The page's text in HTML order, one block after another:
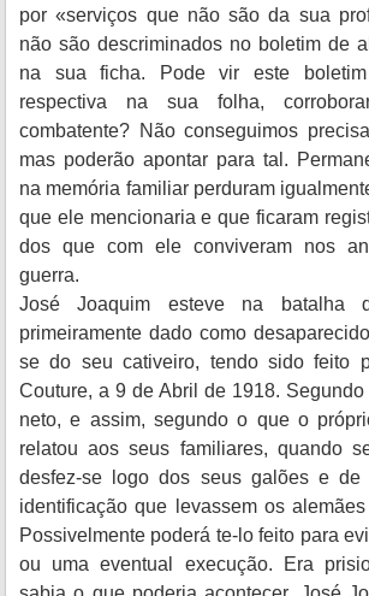
por «serviços que não são da sua
não são descriminados no boletim de
na sua ficha. Pode vir este
respectiva na sua folha,
combatente? Não conseguimos
mas poderão apontar para tal.
na memória familiar perduram
que ele mencionaria e que ficaram
dos que com ele conviveram nos
guerra.
José Joaquim esteve na batalha
primeiramente dado como
se do seu cativeiro, tendo sido feito
Couture, a 9 de Abril de 1918.
neto, e assim, segundo o que o
relatou aos seus familiares, quando
desfez-se logo dos seus galões e de
identificação que levassem os
Possivelmente poderá te-lo feito para
ou uma eventual execução. Era